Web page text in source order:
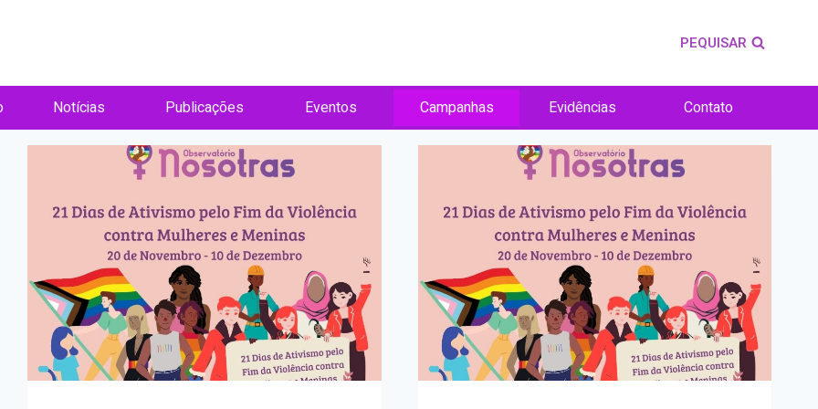
PEQUISAR
Notícias Publicações Eventos Campanhas Evidências Contato